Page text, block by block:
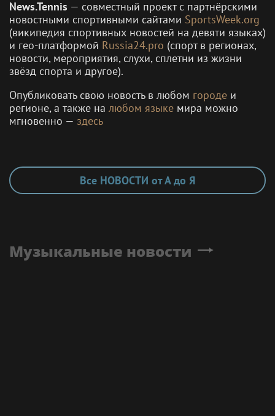
News.Tennis — совместный проект с партнёрскими
новостными спортивными сайтами SportsWeek.org
(википедия спортивных новостей на девяти языках)
и гео-платформой Russia24.pro (спорт в регионах,
новости, мероприятия, слухи, сплетни из жизни
звёзд спорта и другое).
Опубликовать свою новость в любом городе и
регионе, а также на любом языке мира можно
мгновенно — здесь
Все НОВОСТИ от А до Я
Музыкальные новости